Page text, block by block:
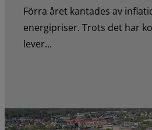
Förra året kantades av
energipriser. Trots det har
lever...